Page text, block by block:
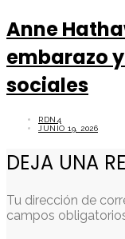
Anne
embarazo
sociales
RDN4
JUNIO 19, 2026
DEJA UNA
Tu dirección de
campos